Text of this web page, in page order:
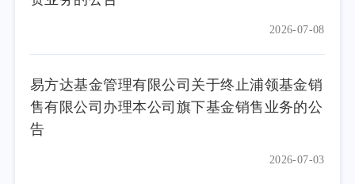
2026-07-08
易方达基金管理有限公司关于终止浦领基金销
售有限公司办理本公司旗下基金销售业务的公
告
2026-07-03